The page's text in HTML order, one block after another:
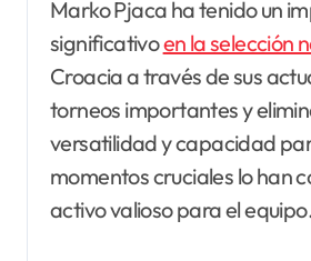
Marko Pjaca ha tenido un
significativoen la selección
Croacia a través de sus
torneos importantes y
versatilidad y capacidad
momentos cruciales lo han
activo valioso para el equipo.